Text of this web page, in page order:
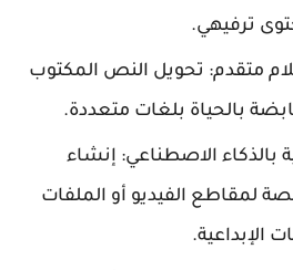
ترفيهي.
متقدم: تحويل النص المكتوب
بالحياة بلغات متعددة.
بالذكاء الاصطناعي: إنشاء
لمقاطع الفيديو أو الملفات
الإبداعية.